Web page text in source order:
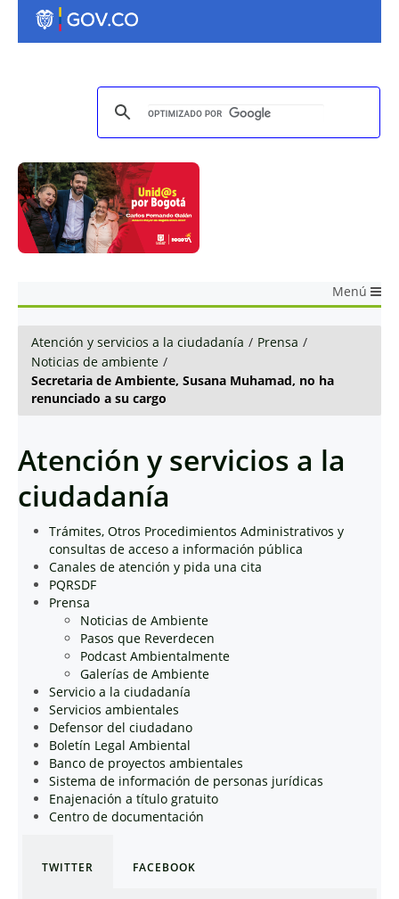
Menú
Atención y servicios a la ciudadanía / Prensa /
Noticias de ambiente /
Secretaria de Ambiente, Susana Muhamad, no ha
renunciado a su cargo
Atención y servicios a la
ciudadanía
Trámites, Otros Procedimientos Administrativos y
consultas de acceso a información pública
Canales de atención y pida una cita
PQRSDF
Prensa
Noticias de Ambiente
Pasos que Reverdecen
Podcast Ambientalmente
Galerías de Ambiente
Servicio a la ciudadanía
Servicios ambientales
Defensor del ciudadano
Boletín Legal Ambiental
Banco de proyectos ambientales
Sistema de información de personas jurídicas
Enajenación a título gratuito
Centro de documentación
TWITTER FACEBOOK